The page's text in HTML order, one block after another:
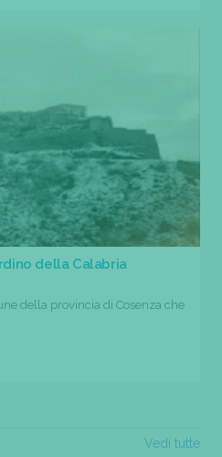
della Calabria
della provincia di Cosenza che
Vedi tutte